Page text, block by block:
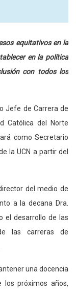
equitativos en la
en la política
con todos los
Jefe de Carrera de
Católica del Norte
como Secretario
la UCN a partir del
del medio de
a la decana Dra.
el desarrollo de las
las carreras de
una docencia
los próximos años,